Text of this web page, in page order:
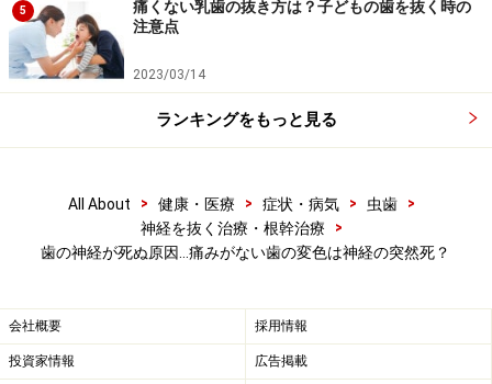
歯の神経が死ぬと痛みはなくなる？期間・症状・治
療法
歯茎を切る歯茎切開、切除…虫歯・歯周病・抜歯な
虫歯治療で麻酔なしにする判断基準・麻酔希望はあ
り？
※記事内容は執筆時点のものです。最新の内容をご確認くださ
い。
※当サイトにおける医師・医療従事者等による情報の提供は、診
5
痛くない乳歯の抜き方は？子どもの歯を抜く時の
注意点
2023/03/14
ランキングをもっと見る
All About > 健康・医療 > 症状・病気 > 虫歯
>
神経を抜く治療・根幹治療
>
歯の神経が死ぬ原因…痛みがない歯の変色は神経の突然死？
会社概要 採用情報
投資家情報 広告掲載